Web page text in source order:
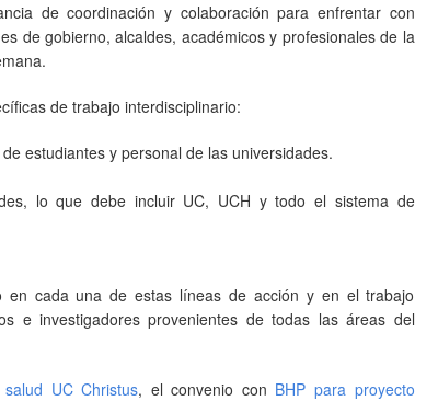
de coordinación y colaboración para enfrentar con
de gobierno, alcaldes, académicos y profesionales de la
de trabajo interdisciplinario:
estudiantes y personal de las universidades.
lo que debe incluir UC, UCH y todo el sistema de
cada una de estas líneas de acción y en el trabajo
e investigadores provenientes de todas las áreas del
UC Christus, el convenio con BHP para proyecto